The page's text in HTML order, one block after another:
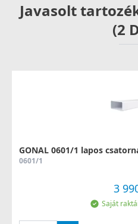
Javasolt
(2
GONAL 0601/1 lapos
0601/1
3
Saját